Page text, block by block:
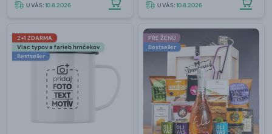
U VÁS:10.8.2026 U VÁS:10.8.2026
2+1 ZDARMA
Viac typov a farieb hrnčekov
Bestseller
PRE ŽENU
Bestseller